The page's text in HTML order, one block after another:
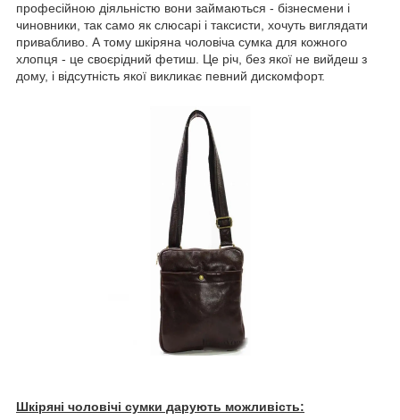
професійною діяльністю вони займаються - бізнесмени і
чиновники, так само як слюсарі і таксисти, хочуть виглядати
привабливо. А тому шкіряна чоловіча сумка для кожного
хлопця - це своєрідний фетиш. Це річ, без якої не вийдеш з
дому, і відсутність якої викликає певний дискомфорт.
Шкіряні чоловічі сумки дарують можливість: